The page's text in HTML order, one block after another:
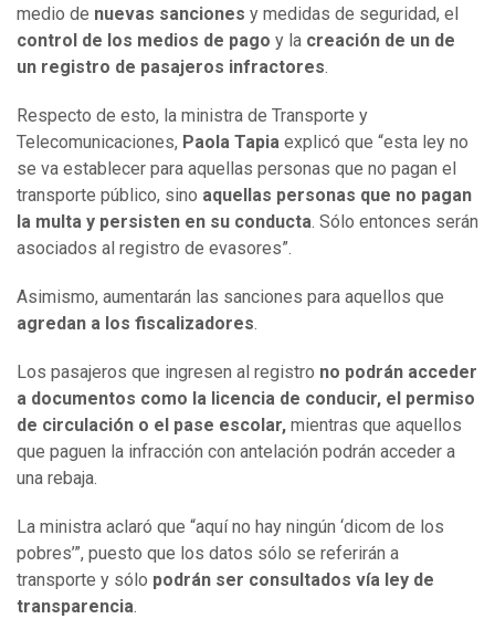
medio de nuevas sanciones y medidas de seguridad, el
control de los medios de pago y la creación de un de
un registro de pasajeros infractores.
Respecto de esto, la ministra de Transporte y
Telecomunicaciones, Paola Tapia explicó que “esta ley no
se va establecer para aquellas personas que no pagan el
transporte público, sino aquellas personas que no pagan
la multa y persisten en su conducta. Sólo entonces serán
asociados al registro de evasores”.
Asimismo, aumentarán las sanciones para aquellos que
agredan a los fiscalizadores.
Los pasajeros que ingresen al registro no podrán acceder
a documentos como la licencia de conducir, el permiso
de circulación o el pase escolar, mientras que aquellos
que paguen la infracción con antelación podrán acceder a
una rebaja.
La ministra aclaró que “aquí no hay ningún ‘dicom de los
pobres’”, puesto que los datos sólo se referirán a
transporte y sólo podrán ser consultados vía ley de
transparencia.